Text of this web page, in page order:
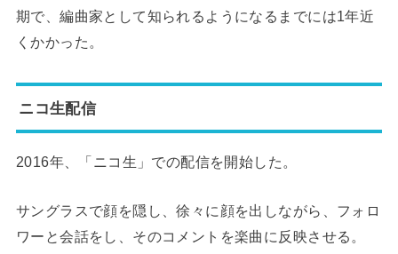
期で、編曲家として知られるようになるまでには1年近
くかかった。
ニコ生配信
2016年、「ニコ生」での配信を開始した。
サングラスで顔を隠し、徐々に顔を出しながら、フォロ
ワーと会話をし、そのコメントを楽曲に反映させる。